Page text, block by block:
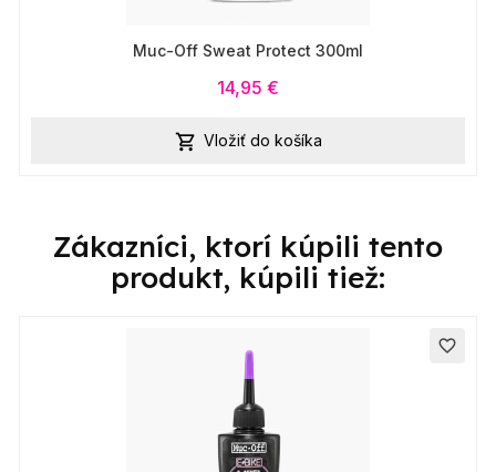
Muc-Off Sweat Protect 300ml
14,95 €
 Vložiť do košíka
Zákazníci, ktorí kúpili tento
produkt, kúpili tiež:
favorite_border